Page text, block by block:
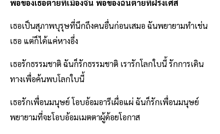
พ่อของเธอตายที่เมืองจีน พ่อของฉันตายที่ฝรั่งเศส
เธอเป็นสุภาพบุรุษที่นึกถึงคนอื่นก่อนเสมอ ฉันพยายามทำเช่น
เธอ แต่ก็ได้แค่หางอึ่ง
เธอรักธรรมชาติ ฉันก็รักธรรมชาติ เรารักโลกใบนี้ รักการเดิน
ทางเพื่อค้นพบโลกใบนี้
เธอรักเพื่อนมนุษย์ โอบอ้อมอารีเผื่อแผ่ ฉันก็รักเพื่อนมนุษย์
พยายามที่จะโอบอ้อมเมตตาผู้ด้อยโอกาส